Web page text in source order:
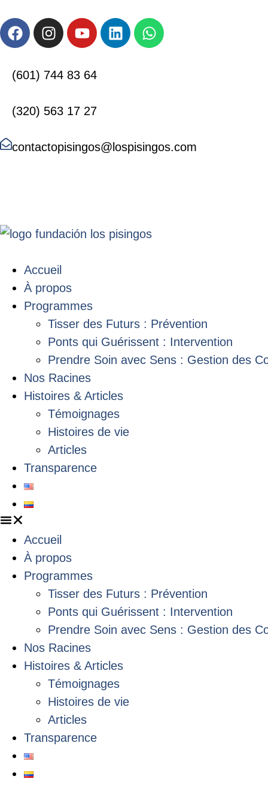
(601) 744 83 64
(320) 563 17 27
contactopisingos@lospisingos.com
Accueil
À propos
Programmes
Tisser des Futurs : Prévention
Ponts qui Guérissent : Intervention
Prendre Soin avec Sens : Gestion des
Nos Racines
Histoires & Articles
Témoignages
Histoires de vie
Articles
Transparence
Accueil
À propos
Programmes
Tisser des Futurs : Prévention
Ponts qui Guérissent : Intervention
Prendre Soin avec Sens : Gestion des
Nos Racines
Histoires & Articles
Témoignages
Histoires de vie
Articles
Transparence